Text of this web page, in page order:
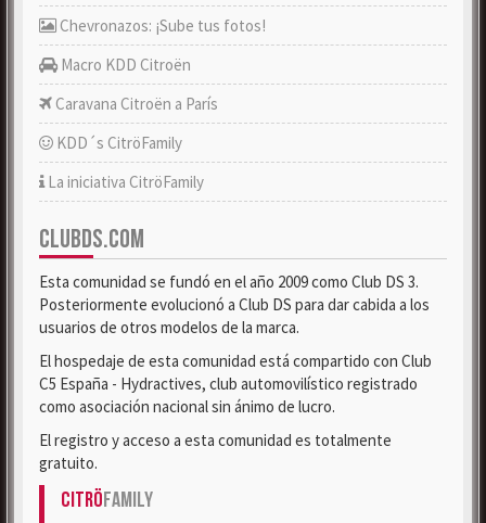
Chevronazos: ¡Sube tus fotos!
Macro KDD Citroën
Caravana Citroën a París
KDD´s CitröFamily
La iniciativa CitröFamily
CLUBDS.COM
Esta comunidad se fundó en el año 2009 como Club DS 3.
Posteriormente evolucionó a Club DS para dar cabida a los
usuarios de otros modelos de la marca.
El hospedaje de esta comunidad está compartido con Club
C5 España - Hydractives, club automovilístico registrado
como asociación nacional sin ánimo de lucro.
El registro y acceso a esta comunidad es totalmente
gratuito.
CitröFamily